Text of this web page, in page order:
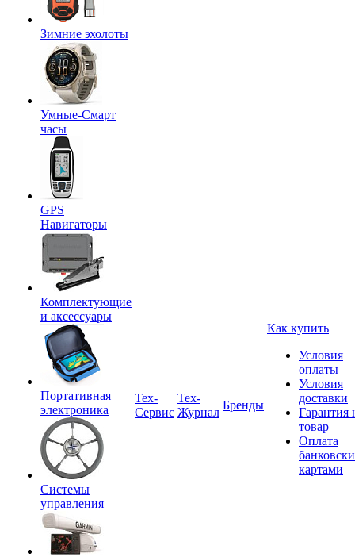
Зимние эхолоты
Умные-Смарт
часы
GPS
Навигаторы
Комплектующие
и аксессуары
Портативная
электроника
Системы
управления
Tex-
Сервис
Тех-
Журнал
Бренды
Как купить
Условия
оплаты
Условия
доставки
Гарантия
товар
Оплата
картами